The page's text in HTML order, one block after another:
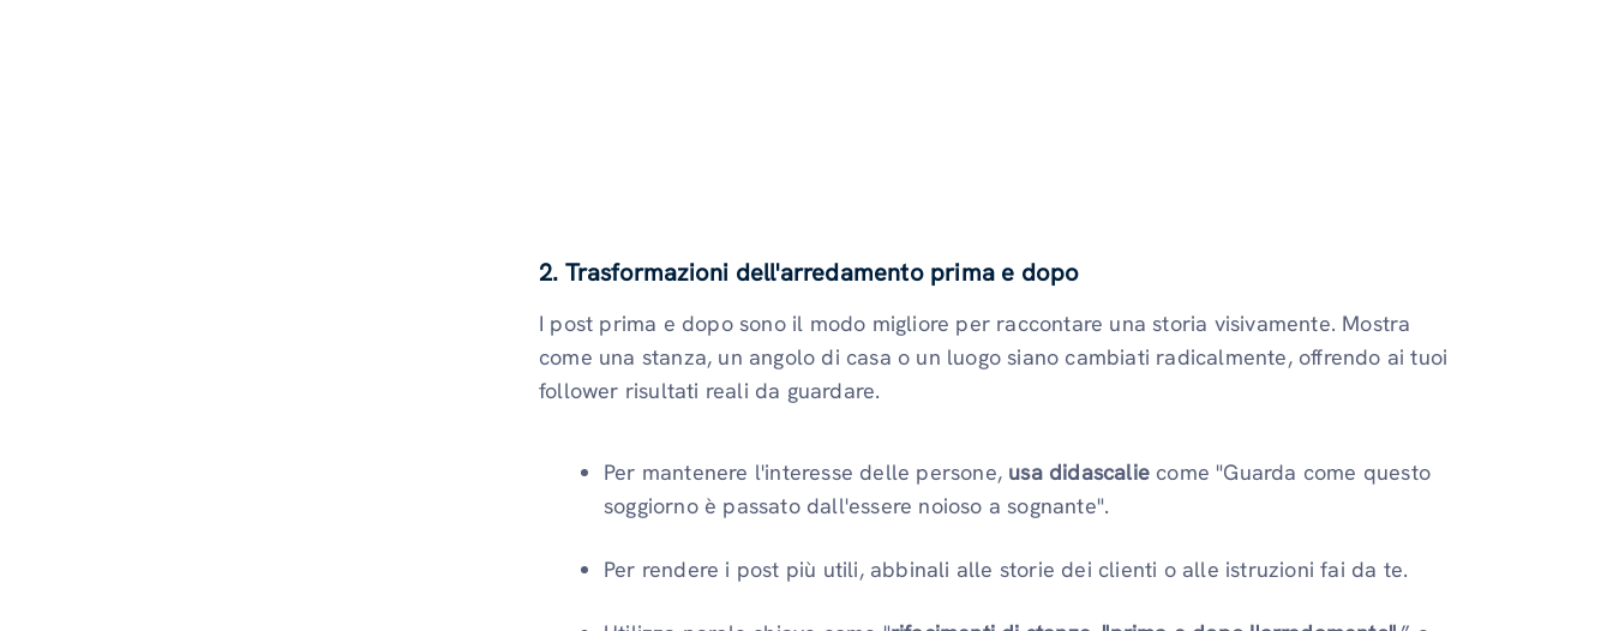
2. Trasformazioni dell'arredamento prima e dopo
I post prima e dopo sono il modo migliore per raccontare una storia visivamente. Mostra
come una stanza, un angolo di casa o un luogo siano cambiati radicalmente, offrendo ai tuoi
follower risultati reali da guardare.
Per mantenere l'interesse delle persone, usa didascalie come "Guarda come questo
soggiorno è passato dall'essere noioso a sognante".
Per rendere i post più utili, abbinali alle storie dei clienti o alle istruzioni fai da te.